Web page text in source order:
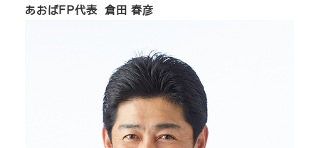
あおばFP代表 倉田 春彦